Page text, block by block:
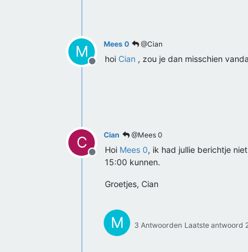
M
Offline
Mees 0 @Cian
hoi Cian , zou je dan misschien
C
Offline
Cian @Mees 0
Hoi Mees 0, ik had jullie berichtje
15:00 kunnen.
Groetjes, Cian
M 3 Antwoorden Laatste antwoord